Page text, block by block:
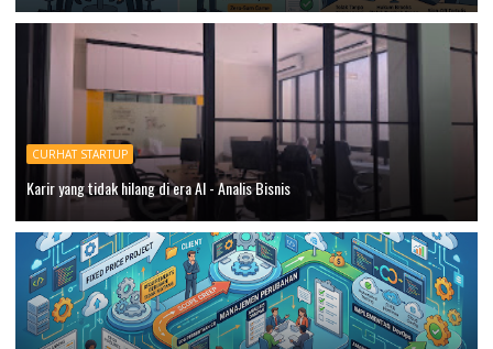
CURHAT STARTUP
Karir yang tidak hilang di era AI - Analis Bisnis